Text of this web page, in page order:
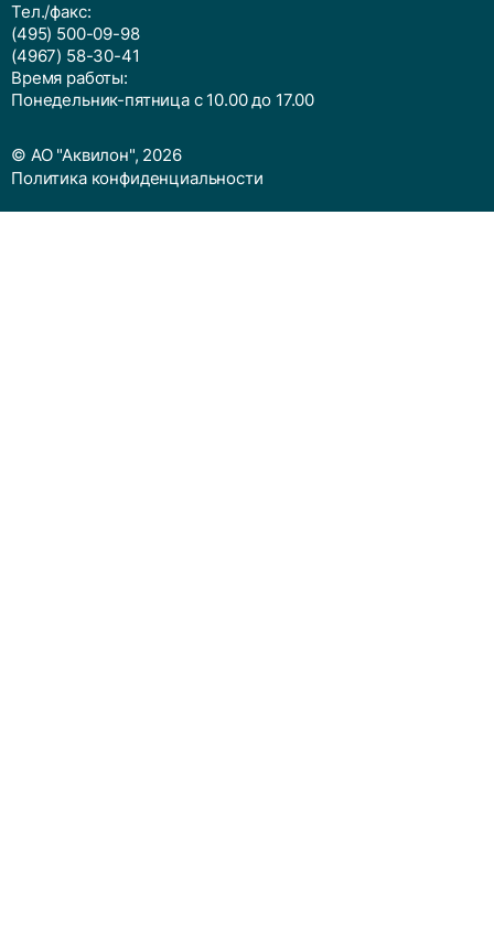
Тел./факс:
(495) 500-09-98
(4967) 58-30-41
Время работы:
Понедельник-пятница с 10.00 до 17.00
© АО "Аквилон", 2026
Политика конфиденциальности